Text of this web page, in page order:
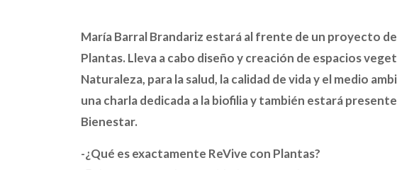
María Barral Brandariz estará al frente de un proyecto
Plantas. Lleva a cabo diseño y creación de espacios
Naturaleza, para la salud, la calidad de vida y el medio
una charla dedicada a la biofilia y también estará
Bienestar.
-¿Qué es exactamente ReVive con Plantas?